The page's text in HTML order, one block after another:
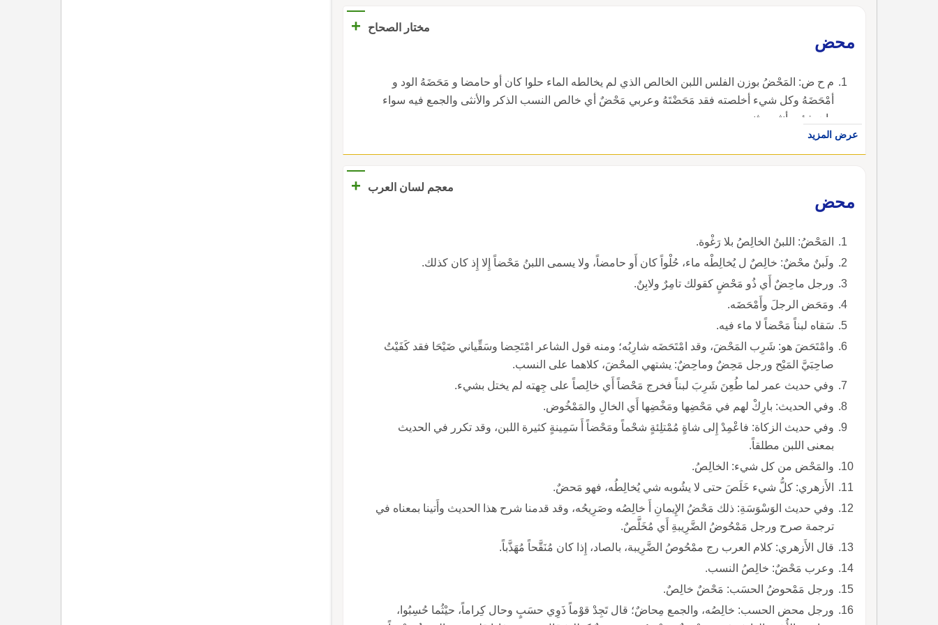
مختار الصحاح
+
محض
م ح ض: المَحْضُ بوزن الفلس اللبن الخالص الذي لم يخالطه الماء حلوا كان أو حامضا و مَحَضَهُ الود و
أمْحَضَهُ وكل شيء أخلصته فقد مَحَضْتَهُ وعربي مَحْضٌ أي خالص النسب الذكر والأنثى والجمع فيه سواء
وإن شئت أنثت وثنيت وجمعت.
عرض المزيد
معجم لسان العرب
+
محض
المَحْضُ: اللبنُ الخالِصُ بلا رَغْوة.
ولَبنٌ محْضٌ: خالِصٌ ل يُخالِطْه ماء، حُلْواً كان أَو حامضاً، ولا يسمى اللبنُ مَحْضاً إِلا إِذ كان كذلك.
ورجل ماحِضٌ أَي ذُو مَحْضٍ كقولك تامِرٌ ولابِنٌ.
ومَحَض الرجلَ وأَمْحَضَه.
سَقاه لبناً مَحْضاً لا ماء فيه.
وامْتَحَضَ هو: شَرِب المَحْضَ، وقد امْتَحَضَه شارِبُه؛ ومنه قول الشاعر امْتَحِضا وسَقِّياني ضَيْحَا فقد كَفَيْتُ
صاحِبَيَّ المَيْح ورجل مَحِضٌ وماحِضٌ: يشتهي المحْضَ، كلاهما على النسب.
وفي حديث عمر لما طُعِنَ شَرِبَ لبناً فخرج مَحْضاً أَي خالِصاً على جِهته لم يختل بشيء.
وفي الحديث: بارِكْ لهم في مَحْضِها ومَخْضِها أَي الخالِ والمَمْخُوض.
وفي حديث الزكاة: فاعْمِدْ إِلى شاةٍ مُمْتلِئةٍ شحْماً ومَحْضاً أَ سَمِينةٍ كثيرة اللبن، وقد تكرر في الحديث
بمعنى اللبن مطلقاً.
والمَحْض من كل شيء: الخالِصُ.
الأَزهري: كلُّ شيء خَلَصَ حتى لا يشُوبه شي يُخالِطُه، فهو مَحضٌ.
وفي حديث الوَسْوَسَةِ: ذلك مَحْضُ الإِيمانِ أَ خالِصُه وصَرِيحُه، وقد قدمنا شرح هذا الحديث وأَتينا بمعناه في
ترجمة صرح ورجل مَمْحُوضُ الضَّرِيبةِ أَي مُخَلَّصٌ.
قال الأَزهري: كلام العرب رج ممْحُوصُ الضَّرِيبة، بالصاد، إِذا كان مُنَقَّحاً مُهَذَّباً.
وعرب مَحْضٌ: خالِصُ النسب.
ورجل مَمْحوضُ الحسَب: مَحْضٌ خالِصٌ.
ورجل محض الحسب: خالِصُه، والجمع مِحاضٌ؛ قال تَجِدْ قوْماً ذَوِي حسَبٍ وحال كِراماً، حيْثُما حُسِبُوا،